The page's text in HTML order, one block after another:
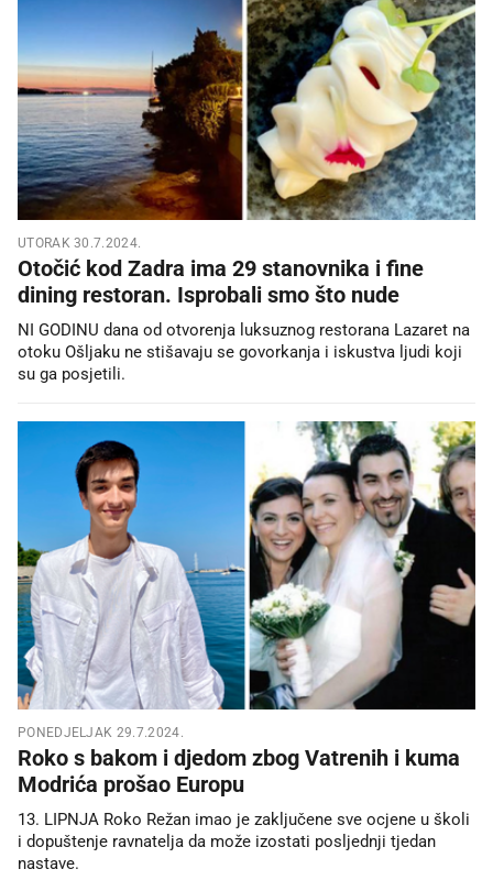
UTORAK 30.7.2024.
Otočić kod Zadra ima 29 stanovnika i fine
dining restoran. Isprobali smo što nude
NI GODINU dana od otvorenja luksuznog restorana Lazaret na
otoku Ošljaku ne stišavaju se govorkanja i iskustva ljudi koji
su ga posjetili.
PONEDJELJAK 29.7.2024.
Roko s bakom i djedom zbog Vatrenih i kuma
Modrića prošao Europu
13. LIPNJA Roko Režan imao je zaključene sve ocjene u školi
i dopuštenje ravnatelja da može izostati posljednji tjedan
nastave.